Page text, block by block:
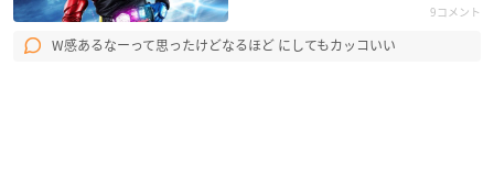
9コメント
W感あるなーって思ったけどなるほど にしてもカッコいい